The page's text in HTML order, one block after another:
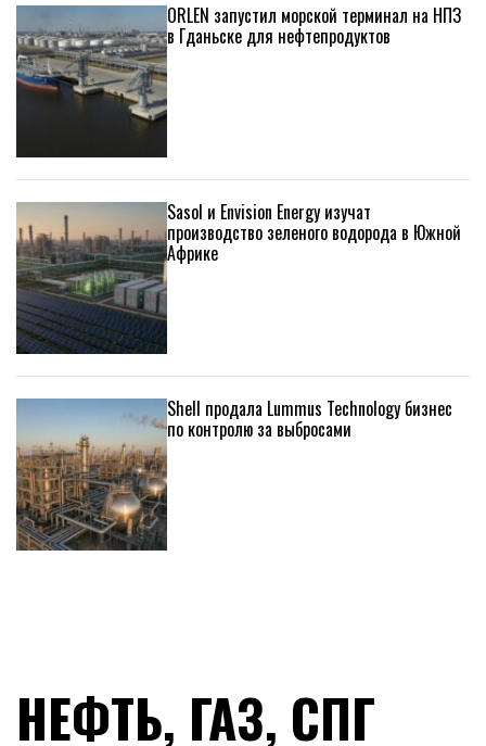
ORLEN запустил морской терминал на НПЗ
в Гданьске для нефтепродуктов
Sasol и Envision Energy изучат
производство зеленого водорода в Южной
Африке
Shell продала Lummus Technology бизнес
по контролю за выбросами
НЕФТЬ, ГАЗ, СПГ